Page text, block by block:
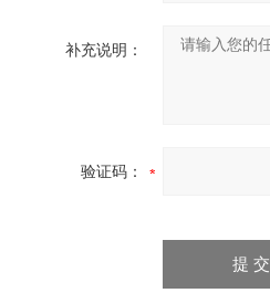
补充说明：
验证码：